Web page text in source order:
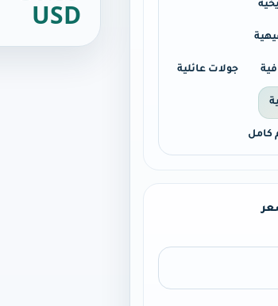
جولات عائلية
كامل
USD